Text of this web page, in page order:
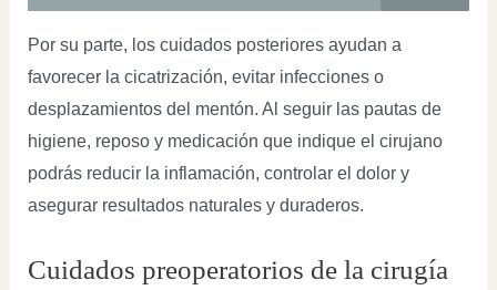
Por su parte, los cuidados posteriores ayudan a
favorecer la cicatrización, evitar infecciones o
desplazamientos del mentón. Al seguir las pautas de
higiene, reposo y medicación que indique el cirujano
podrás reducir la inflamación, controlar el dolor y
asegurar resultados naturales y duraderos.
Cuidados preoperatorios de la cirugía